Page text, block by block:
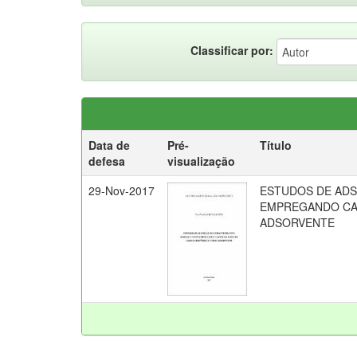
Classificar por:
Data de
defesa
Pré-
visualização
Título
29-Nov-2017
ESTUDOS DE
EMPREGANDO
ADSORVENTE